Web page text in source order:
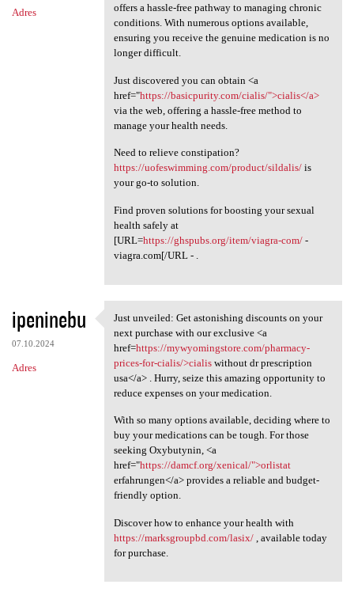
Adres
offers a hassle-free pathway to managing chronic
conditions. With numerous options available,
ensuring you receive the genuine medication is no
longer difficult.
Just discovered you can obtain <a
href="https://basicpurity.com/cialis/">cialis</a>
via the web, offering a hassle-free method to
manage your health needs.
Need to relieve constipation?
https://uofeswimming.com/product/sildalis/is
your go-to solution.
Find proven solutions for boosting your sexual
health safely at
[URL=https://ghspubs.org/item/viagra-com/-
viagra.com[/URL - .
ipeninebu
07.10.2024
Adres
Just unveiled: Get
Just unveiled: Get astonishing discounts on your
next purchase with our exclusive <a
href=https://mywyomingstore.com/pharmacy-
prices-for-cialis/>cialiswithout dr prescription
usa</a> . Hurry, seize this amazing opportunity to
reduce expenses on your medication.
With so many options available, deciding where to
buy your medications can be tough. For those
seeking Oxybutynin, <a
href="https://damcf.org/xenical/">orlistat
erfahrungen</a> provides a reliable and budget-
friendly option.
Discover how to enhance your health with
https://marksgroupbd.com/lasix/, available today
for purchase.